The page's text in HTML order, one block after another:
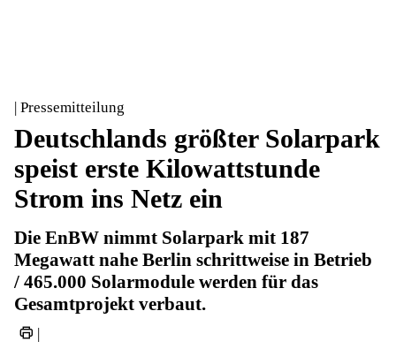
| Pressemitteilung
Deutschlands größter Solarpark
speist erste Kilowattstunde
Strom ins Netz ein
Die EnBW nimmt Solarpark mit 187
Megawatt nahe Berlin schrittweise in Betrieb
/ 465.000 Solarmodule werden für das
Gesamtprojekt verbaut.
|